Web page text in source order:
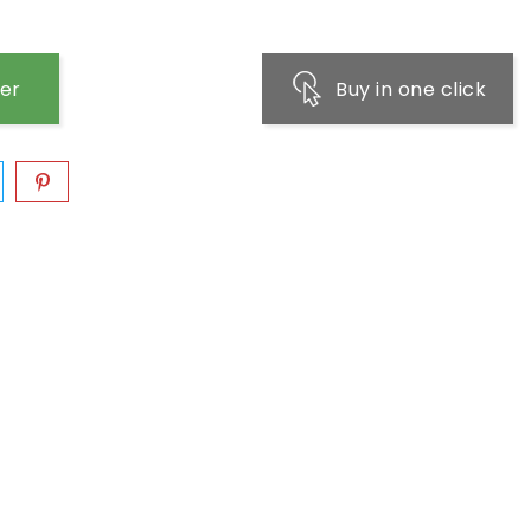
Buy in one click